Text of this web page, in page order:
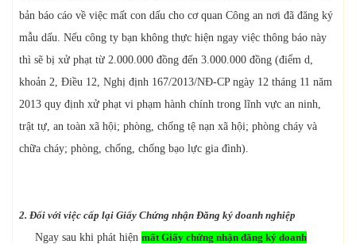
bản báo cáo về việc mất con dấu cho cơ quan Công an nơi đã đăng ký
mẫu dấu. Nếu công ty bạn không thực hiện ngay việc thông báo này
thì sẽ bị xử phạt từ 2.000.000 đồng đến 3.000.000 đồng (điểm d,
khoản 2, Điều 12, Nghị định 167/2013/NĐ-CP ngày 12 tháng 11 năm
2013 quy định xử phạt vi phạm hành chính trong lĩnh vực an ninh,
trật tự, an toàn xã hội; phòng, chống tệ nạn xã hội; phòng cháy và
chữa cháy; phòng, chống, chống bạo lực gia đình).
2. Đối với việc cấp lại Giấy Chứng nhận Đăng ký doanh nghiệp
Ngay sau khi phát hiện mất Giấy chứng nhận đăng ký doanh